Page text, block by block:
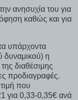
ανησυχία του για
καθώς και για
υπάρχοντα
δυναμικού) η
διαθέσιμης
προδιαγραφές.
που
για 0,33-0,35€ ανά